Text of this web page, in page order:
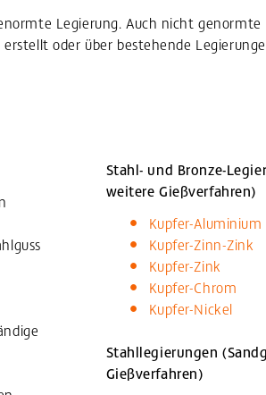
Legierung. Auch nicht genormte
oder über bestehende
Stahl- und Bronze-
weitere Gießverfahren)
Kupfer-Aluminium
Kupfer-Zinn-Zink
Kupfer-Zink
Kupfer-Chrom
Kupfer-Nickel
Stahllegierungen
Gießverfahren)